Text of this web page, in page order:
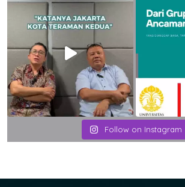
Follow on Instagram